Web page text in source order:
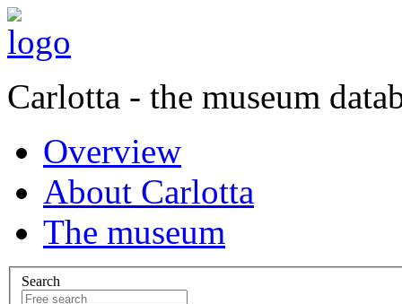
Carlotta - the museum
Overview
About Carlotta
The museum
Search